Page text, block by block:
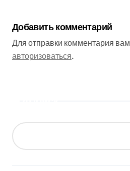
Добавить комментарий
Для отправки комментария
авторизоваться.